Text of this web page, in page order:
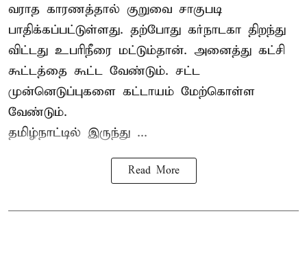
வராத காரணத்தால் குறுவை சாகுபடி
பாதிக்கப்பட்டுள்ளது. தற்போது கர்நாடகா திறந்து
விட்டது உபரிநீரை மட்டும்தான். அனைத்து கட்சி
கூட்டத்தை கூட்ட வேண்டும். சட்ட
முன்னெடுப்புகளை கட்டாயம் மேற்கொள்ள
வேண்டும்.
தமிழ்நாட்டில் இருந்து ...
Read More